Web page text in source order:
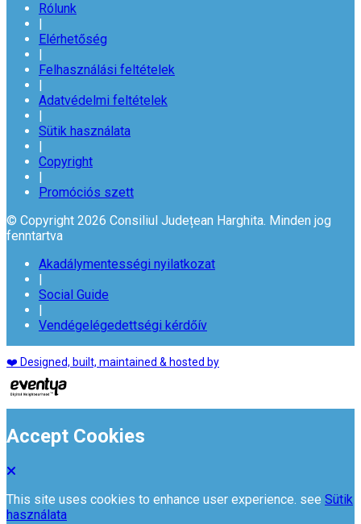
Rólunk
Elérhetőség
Felhasználási feltételek
Adatvédelmi feltételek
Sütik használata
Copyright
Promóciós szett
© Copyright 2026 Consiliul Județean Harghita. Minden jog
fenntartva
Akadálymentességi nyilatkozat
Social Guide
Vendégelégedettségi kérdőív
❤️ Designed, built, maintained & hosted by
Accept Cookies
This site uses cookies to enhance user experience. see Sütik
használata